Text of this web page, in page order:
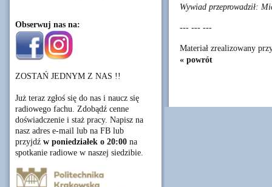
Obserwuj nas na:
ZOSTAŃ JEDNYM Z NAS !!
Już teraz zgłoś się do nas i naucz się
radiowego fachu. Zdobądź cenne
doświadczenie i staż pracy. Napisz na
nasz adres e-mail lub na FB lub
przyjdź w poniedziałek o 20:00 na
spotkanie radiowe w naszej siedzibie.
Wywiad przeprowadził:
--- --- ---
Materiał zrealizowany
« powrót